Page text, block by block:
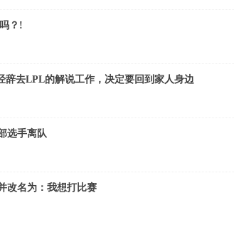
？!
辞去LPL的解说工作，决定要回到家人身边
选手离队
改名为：我想打比赛